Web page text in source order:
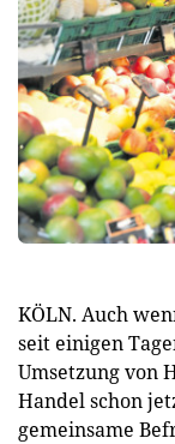
KÖLN. Auch
seit einigen
Umsetzung von
Handel schon
gemeinsame